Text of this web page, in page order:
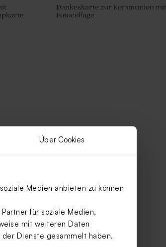
Über Cookies
Medien anbieten zu können
für soziale Medien,
mit weiteren Daten
Dienste gesammelt haben.
Dankeskarte zur Kommunion mit
Fotocollage